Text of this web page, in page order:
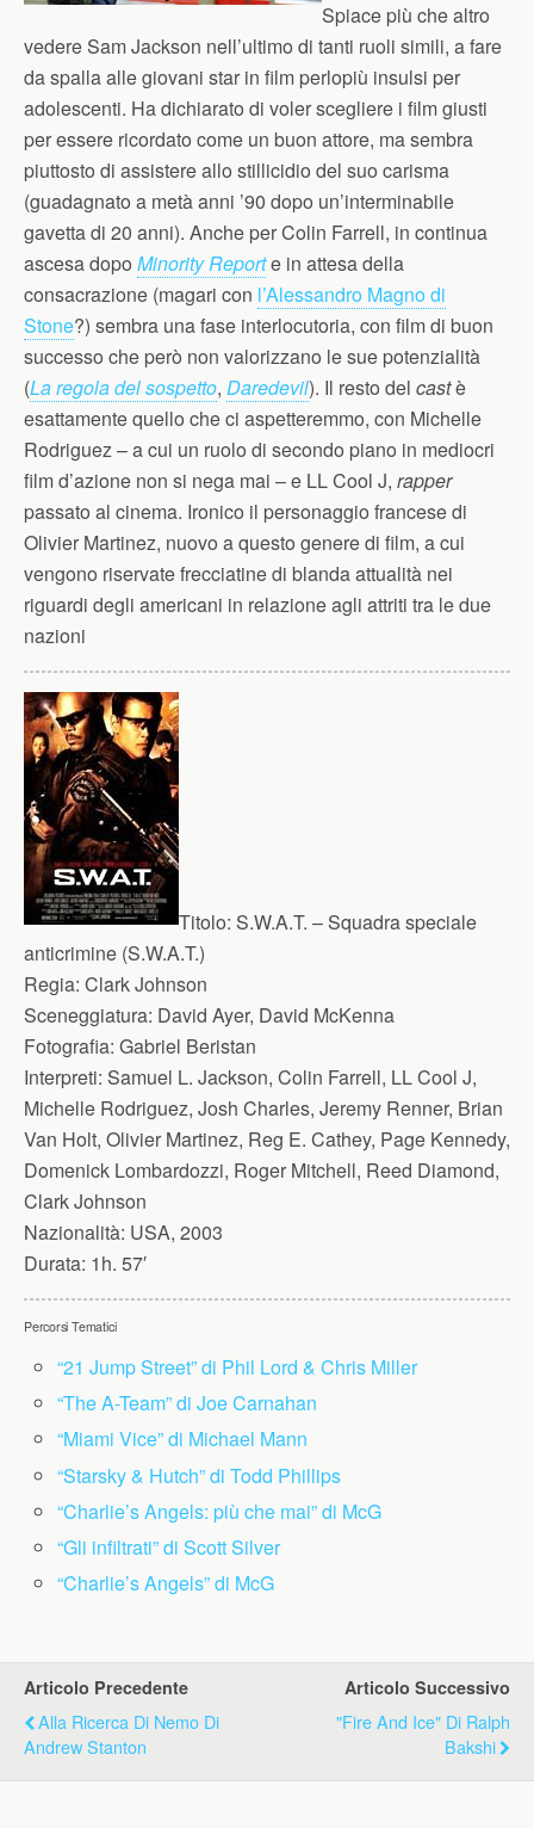
Spiace più che altro
vedere Sam Jackson nell’ultimo di tanti ruoli simili, a fare
da spalla alle giovani star in film perlopiù insulsi per
adolescenti. Ha dichiarato di voler scegliere i film giusti
per essere ricordato come un buon attore, ma sembra
piuttosto di assistere allo stillicidio del suo carisma
(guadagnato a metà anni ’90 dopo un’interminabile
gavetta di 20 anni). Anche per Colin Farrell, in continua
ascesa dopo Minority Reporte in attesa della
consacrazione (magari con l’Alessandro Magno di
Stone?) sembra una fase interlocutoria, con film di buon
successo che però non valorizzano le sue potenzialità
(La regola del sospetto, Daredevil). Il resto del castè
esattamente quello che ci aspetteremmo, con Michelle
Rodriguez – a cui un ruolo di secondo piano in mediocri
film d’azione non si nega mai – e LL Cool J, rapper
passato al cinema. Ironico il personaggio francese di
Olivier Martinez, nuovo a questo genere di film, a cui
vengono riservate frecciatine di blanda attualità nei
riguardi degli americani in relazione agli attriti tra le due
nazioni
Titolo: S.W.A.T. – Squadra speciale
anticrimine (S.W.A.T.)
Regia: Clark Johnson
Sceneggiatura: David Ayer, David McKenna
Fotografia: Gabriel Beristan
Interpreti: Samuel L. Jackson, Colin Farrell, LL Cool J,
Michelle Rodriguez, Josh Charles, Jeremy Renner, Brian
Van Holt, Olivier Martinez, Reg E. Cathey, Page Kennedy,
Domenick Lombardozzi, Roger Mitchell, Reed Diamond,
Clark Johnson
Nazionalità: USA, 2003
Durata: 1h. 57′
Percorsi Tematici
“21 Jump Street” di Phil Lord & Chris Miller
“The A-Team” di Joe Carnahan
“Miami Vice” di Michael Mann
“Starsky & Hutch” di Todd Phillips
“Charlie’s Angels: più che mai” di McG
“Gli infiltrati” di Scott Silver
“Charlie’s Angels” di McG
Articolo Precedente
Alla Ricerca Di Nemo Di
Andrew Stanton
Articolo Successivo
"Fire And Ice" Di Ralph
Bakshi